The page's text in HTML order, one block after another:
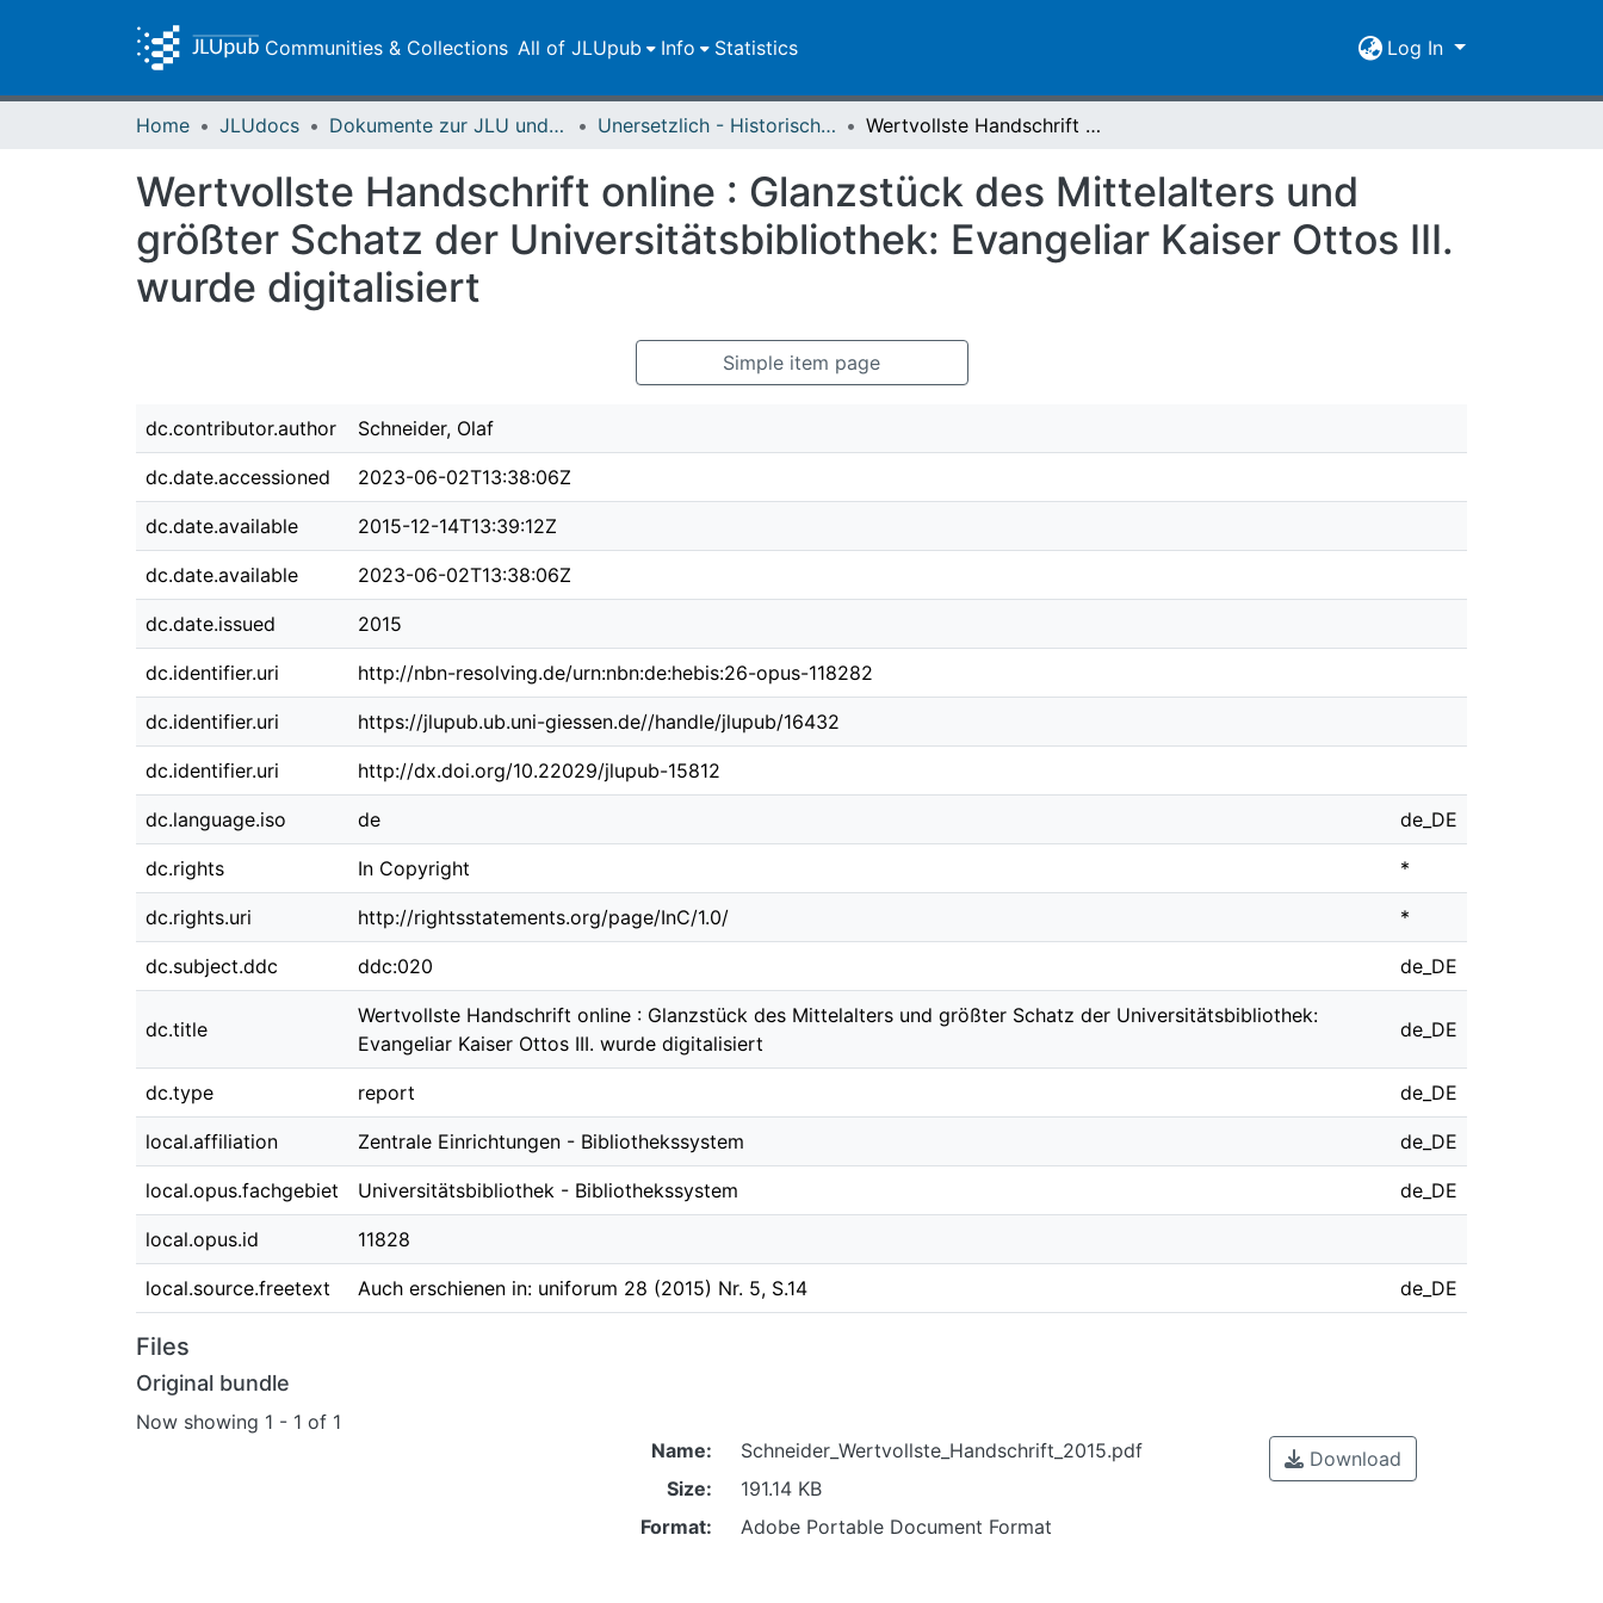
Communities & Collections All of JLUpub Info Statistics Log In
Home JLUdocs Dokumente zur JLU und ihren Sammlungen Unersetzlich - Historische Sammlungen der Universitätsbibliothek Wertvollste Handschrift online : Glanzstück des Mittelalters und größter Schatz der Universitätsbibliothek: Evangeliar Kaiser Ottos III. wurde digitalisiert
Wertvollste Handschrift online : Glanzstück des Mittelalters und
größter Schatz der Universitätsbibliothek: Evangeliar Kaiser Ottos III.
wurde digitalisiert
Simple item page
dc.contributor.author Schneider, Olaf
dc.date.accessioned 2023-06-02T13:38:06Z
dc.date.available 2015-12-14T13:39:12Z
dc.date.available 2023-06-02T13:38:06Z
dc.date.issued 2015
dc.identifier.uri http://nbn-resolving.de/urn:nbn:de:hebis:26-opus-118282
dc.identifier.uri https://jlupub.ub.uni-giessen.de//handle/jlupub/16432
dc.identifier.uri http://dx.doi.org/10.22029/jlupub-15812
dc.language.iso de de_DE
dc.rights In Copyright *
dc.rights.uri http://rightsstatements.org/page/InC/1.0/ *
dc.subject.ddc ddc:020 de_DE
dc.title
Wertvollste Handschrift online : Glanzstück des Mittelalters und größter Schatz der Universitätsbibliothek:
Evangeliar Kaiser Ottos III. wurde digitalisiert
de_DE
dc.type report de_DE
local.affiliation Zentrale Einrichtungen - Bibliothekssystem de_DE
local.opus.fachgebiet Universitätsbibliothek - Bibliothekssystem de_DE
local.opus.id 11828
local.source.freetext Auch erschienen in: uniforum 28 (2015) Nr. 5, S.14 de_DE
Files
Original bundle
Now showing 1 - 1 of 1
Name:
Schneider_Wertvollste_Handschrift_2015.pdf
Size:
191.14 KB
Format:
Adobe Portable Document Format
Download